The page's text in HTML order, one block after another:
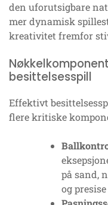
den uforutsigbare
mer dynamisk
kreativitet fremfor
besittelsesspill
Effektivt
flere kritiske
på sand,
og